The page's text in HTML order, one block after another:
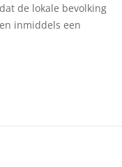
de lokale bevolking
inmiddels een